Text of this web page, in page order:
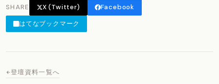
SHARE X (Twitter)
Facebook
はてなブックマーク
登壇資料一覧へ